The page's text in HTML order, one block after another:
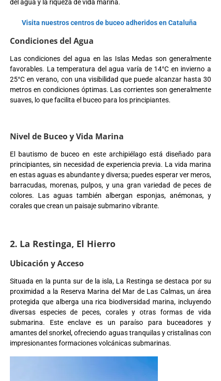
del agua y la riqueza de vida marina.
Visita nuestros centros de buceo adheridos en Cataluña
Condiciones del Agua
Las condiciones del agua en las Islas Medas son generalmente
favorables. La temperatura del agua varía de 14°C en invierno a
25°C en verano, con una visibilidad que puede alcanzar hasta 30
metros en condiciones óptimas. Las corrientes son generalmente
suaves, lo que facilita el buceo para los principiantes.
Nivel de Buceo y Vida Marina
El bautismo de buceo en este archipiélago está diseñado para
principiantes, sin necesidad de experiencia previa. La vida marina
en estas aguas es abundante y diversa; puedes esperar ver meros,
barracudas, morenas, pulpos, y una gran variedad de peces de
colores. Las aguas también albergan esponjas, anémonas, y
corales que crean un paisaje submarino vibrante.
2. La Restinga, El Hierro
Ubicación y Acceso
Situada en la punta sur de la isla, La Restinga se destaca por su
proximidad a la Reserva Marina del Mar de Las Calmas, un área
protegida que alberga una rica biodiversidad marina, incluyendo
diversas especies de peces, corales y otras formas de vida
submarina. Este enclave es un paraíso para buceadores y
amantes del snorkel, ofreciendo aguas tranquilas y cristalinas con
impresionantes formaciones volcánicas submarinas.